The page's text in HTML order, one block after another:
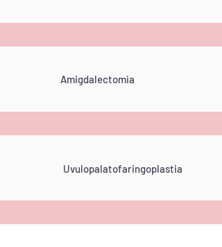
Amigdalectomia
Uvulopalatofaringoplastia